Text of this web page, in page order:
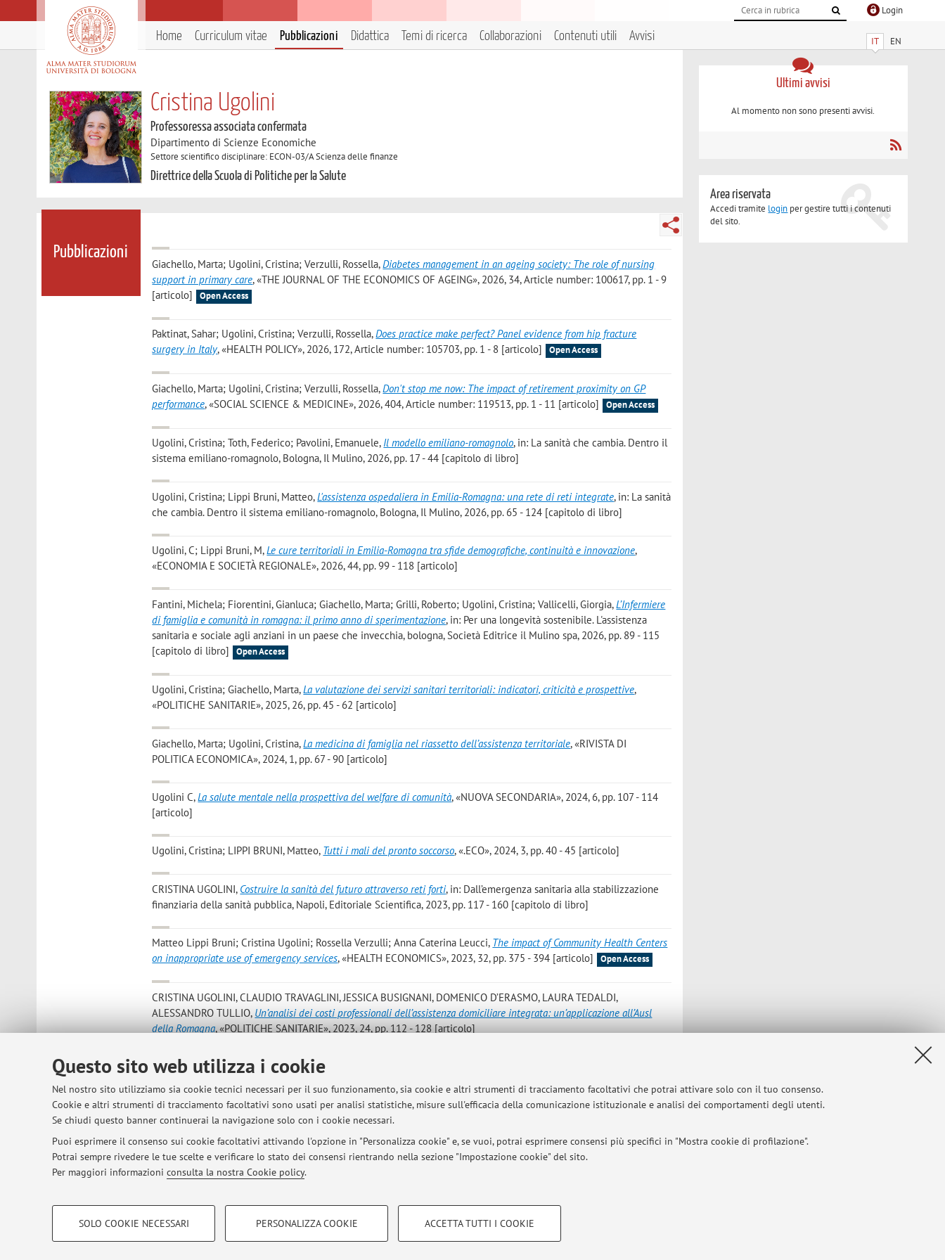
Questo sito web utilizza i cookie
Nel nostro sito utilizziamo sia cookie tecnici necessari per il suo funzionamento, sia cookie e altri strumenti di tracciamento facoltativi che potrai attivare solo con il tuo consenso.
Cookie e altri strumenti di tracciamento facoltativi sono usati per analisi statistiche, misure sull'efficacia della comunicazione istituzionale e analisi dei comportamenti degli utenti.
Se chiudi questo banner continuerai la navigazione solo con i cookie necessari.
Puoi esprimere il consenso sui cookie facoltativi attivando l'opzione in "Personalizza cookie" e, se vuoi, potrai esprimere consensi più specifici in "Mostra cookie di profilazione".
Potrai sempre rivedere le tue scelte e verificare lo stato dei consensi rientrando nella sezione "Impostazione cookie" del sito.
Per maggiori informazioni consulta la nostra Cookie policy.
COOKIE DI PROFILAZIONE - FACOLTATIVI COOKIE TECNICI - NECESSARI
SOLO COOKIE NECESSARI PERSONALIZZA COOKIE ACCETTA TUTTI I COOKIE
Login
IT EN
Home Curriculum vitae Pubblicazioni Didattica Temi di ricerca Collaborazioni Contenuti utili Avvisi
Cristina Ugolini
Professoressa associata confermata
Dipartimento di Scienze Economiche
Settore scientifico disciplinare: ECON-03/A Scienza delle finanze
Direttrice della Scuola di Politiche per la Salute
Pubblicazioni
Giachello, Marta; Ugolini, Cristina; Verzulli, Rossella,Diabetes management in an ageing society: The role of nursing
support in primary care, «THE JOURNAL OF THE ECONOMICS OF AGEING», 2026, 34, Article number: 100617, pp. 1 - 9
[articolo]
Open Access
Paktinat, Sahar; Ugolini, Cristina; Verzulli, Rossella,Does practice make perfect? Panel evidence from hip fracture
surgery in Italy, «HEALTH POLICY», 2026, 172, Article number: 105703, pp. 1 - 8 [articolo] Open Access
Giachello, Marta; Ugolini, Cristina; Verzulli, Rossella,Don't stop me now: The impact of retirement proximity on GP
performance, «SOCIAL SCIENCE & MEDICINE», 2026, 404, Article number: 119513, pp. 1 - 11 [articolo] Open Access
Ugolini, Cristina; Toth, Federico; Pavolini, Emanuele, Il modello emiliano-romagnolo, in: La sanità che cambia. Dentro il
sistema emiliano-romagnolo, Bologna, Il Mulino, 2026, pp. 17 - 44 [capitolo di libro]
Ugolini, Cristina; Lippi Bruni, Matteo,L'assistenza ospedaliera in Emilia-Romagna: una rete di reti integrate, in: La sanità
che cambia. Dentro il sistema emiliano-romagnolo, Bologna, Il Mulino, 2026, pp. 65 - 124 [capitolo di libro]
Ugolini, C; Lippi Bruni, M,Le cure territoriali in Emilia-Romagna tra sfide demografiche, continuità e innovazione,
«ECONOMIA E SOCIETÀ REGIONALE», 2026, 44, pp. 99 - 118 [articolo]
Fantini, Michela; Fiorentini, Gianluca; Giachello, Marta; Grilli, Roberto; Ugolini, Cristina; Vallicelli, Giorgia,L’Infermiere
di famiglia e comunità in romagna: il primo anno di sperimentazione, in: Per una longevità sostenibile. L'assistenza
sanitaria e sociale agli anziani in un paese che invecchia, bologna, Società Editrice il Mulino spa, 2026, pp. 89 - 115
[capitolo di libro]
Open Access
Ugolini, Cristina; Giachello, Marta,La valutazione dei servizi sanitari territoriali: indicatori, criticità e prospettive,
«POLITICHE SANITARIE», 2025, 26, pp. 45 - 62 [articolo]
Giachello, Marta; Ugolini, Cristina,La medicina di famiglia nel riassetto dell’assistenza territoriale, «RIVISTA DI
POLITICA ECONOMICA», 2024, 1, pp. 67 - 90 [articolo]
Ugolini C,La salute mentale nella prospettiva del welfare di comunità, «NUOVA SECONDARIA», 2024, 6, pp. 107 - 114
[articolo]
Ugolini, Cristina; LIPPI BRUNI, Matteo, Tutti i mali del pronto soccorso, «.ECO», 2024, 3, pp. 40 - 45 [articolo]
CRISTINA UGOLINI, Costruire la sanità del futuro attraverso reti forti, in: Dall’emergenza sanitaria alla stabilizzazione
finanziaria della sanità pubblica, Napoli, Editoriale Scientifica, 2023, pp. 117 - 160 [capitolo di libro]
Matteo Lippi Bruni; Cristina Ugolini; Rossella Verzulli; Anna Caterina Leucci, The impact of Community Health Centers
on inappropriate use of emergency services, «HEALTH ECONOMICS», 2023, 32, pp. 375 - 394 [articolo] Open Access
CRISTINA UGOLINI, CLAUDIO TRAVAGLINI, JESSICA BUSIGNANI, DOMENICO D’ERASMO, LAURA TEDALDI,
ALESSANDRO TULLIO, Un’analisi dei costi professionali dell’assistenza domiciliare integrata: un’applicazione all’Ausl
della Romagna, «POLITICHE SANITARIE», 2023, 24, pp. 112 - 128 [articolo]
Santuari, Alceste; Ugolini, Cristina ,Verso una nuova sanità europea: reti integrate e livelli assistenziali condivisi?
ANGELI, 2023, pp. 75 - 94 (COLLANA DEL DIPARTIMENTO DI SOCIOLOGIA E DIRITTO DELL'ECONOMIA, UNIVERSITÀ DI
Open Access
1 2 3 4
Ultimi avvisi
Al momento non sono presenti avvisi.
Area riservata
Accedi tramite login per gestire tutti i contenuti
del sito.
© 2026 - ALMA MATER STUDIORUM - Università di Bologna - Via Zamboni, 33 - 40126 Bologna - Partita IVA: 01131710376